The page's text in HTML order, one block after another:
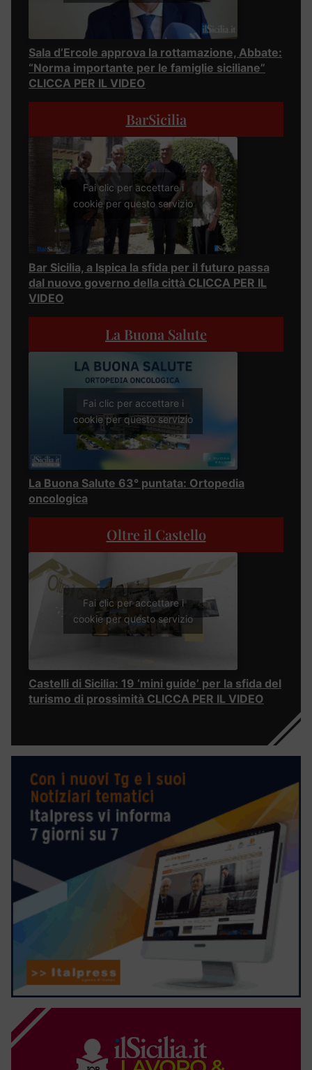
Sala d’Ercole approva la rottamazione, Abbate:
“Norma importante per le famiglie siciliane”
CLICCA PER IL VIDEO
BarSicilia
Fai clic per accettare i
cookie per questo servizio
Bar Sicilia, a Ispica la sfida per il futuro passa
dal nuovo governo della città CLICCA PER IL
VIDEO
La Buona Salute
Fai clic per accettare i
cookie per questo servizio
La Buona Salute 63° puntata: Ortopedia
oncologica
Oltre il Castello
Fai clic per accettare i
cookie per questo servizio
Castelli di Sicilia: 19 ‘mini guide’ per la sfida del
turismo di prossimità CLICCA PER IL VIDEO